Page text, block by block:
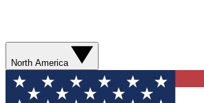
North America